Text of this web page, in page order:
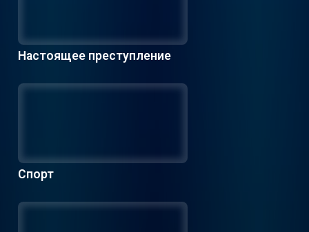
Настоящее преступление
Спорт